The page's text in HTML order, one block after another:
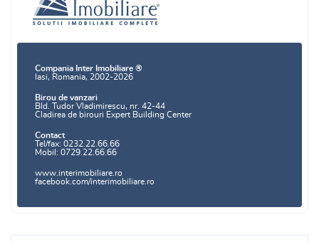
Compania Inter Imobiliare ®
Iasi, Romania, 2002-2026
Birou de vanzari
Bld. Tudor Vladimirescu, nr. 42-44
Cladirea de birouri Expert Building Center
Contact
Tel/fax: 0232.22.66.66
Mobil: 0729.22.66.66
www.interimobiliare.ro
facebook.com/interimobiliare.ro